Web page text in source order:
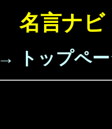
名言ナビ
→ トップペー